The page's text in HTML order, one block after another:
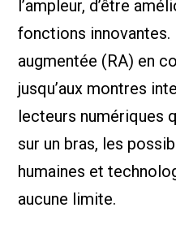
l’ampleur, d’être
fonctions
augmentée (RA) en
jusqu’aux montres
lecteurs numériques
sur un bras, les
humaines et
aucune limite.